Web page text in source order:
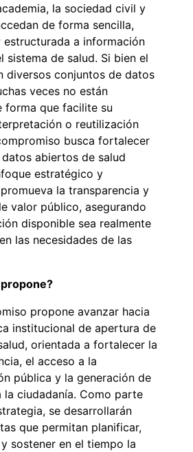
la sociedad civil y
de forma sencilla,
estructurada a información
sistema de salud. Si bien el
diversos conjuntos de datos
veces no están
forma que facilite su
o reutilización
busca fortalecer
abiertos de salud
estratégico y
la transparencia y
valor público, asegurando
disponible sea realmente
las necesidades de las
propone avanzar hacia
institucional de apertura de
orientada a fortalecer la
el acceso a la
pública y la generación de
la ciudadanía. Como parte
se desarrollarán
que permitan planificar,
sostener en el tiempo la